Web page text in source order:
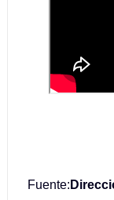
Fuente: